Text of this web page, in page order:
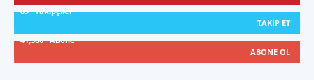
89 Takipçiler
TAKIP ET
41,300 Abone
ABONE OL